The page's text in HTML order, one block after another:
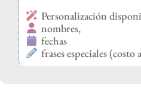
Personalización
nombres,
fechas
frases especiales (costo